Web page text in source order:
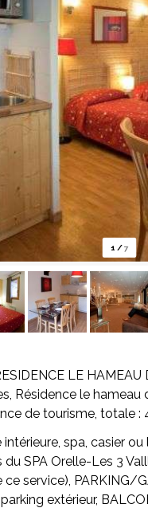
1 /7
LE HAMEAU
Résidence le hameau
de tourisme, totale :
intérieure, spa, casier
SPA Orelle-Les 3
service), PARKING/
extérieur,